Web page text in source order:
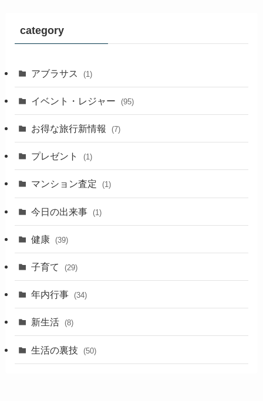
category
アブラサス (1)
イベント・レジャー (95)
お得な旅行新情報 (7)
プレゼント (1)
マンション査定 (1)
今日の出来事 (1)
健康 (39)
子育て (29)
年内行事 (34)
新生活 (8)
生活の裏技 (50)